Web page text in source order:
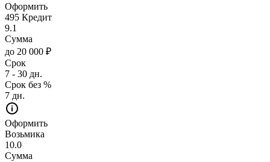
Оформить
495 Кредит
9.1
Сумма
до 20 000 ₽
Срок
7 - 30 дн.
Срок без %
7 дн.
Оформить
Возьмика
10.0
Сумма